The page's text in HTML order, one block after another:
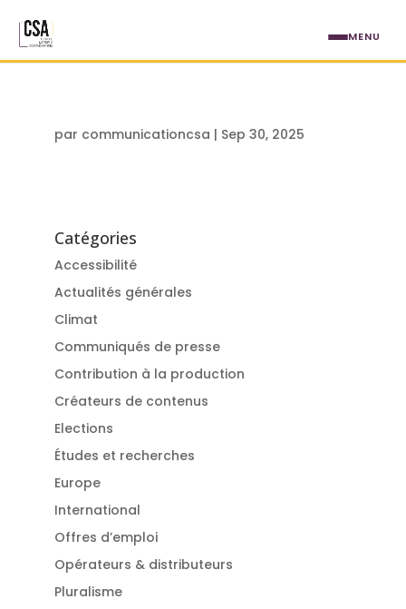
par communicationcsa | Sep 30, 2025
Catégories
Accessibilité
Actualités générales
Climat
Communiqués de presse
Contribution à la production
Créateurs de contenus
Elections
Études et recherches
Europe
International
Offres d’emploi
Opérateurs & distributeurs
Pluralisme
MENU